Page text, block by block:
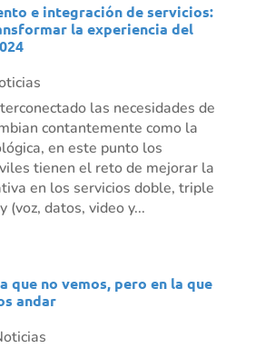
e integración de servicios:
la experiencia del
las necesidades de
contantemente como la
en este punto los
tienen el reto de mejorar la
en los servicios doble, triple
(voz, datos, video y...
que no vemos, pero en la que
andar